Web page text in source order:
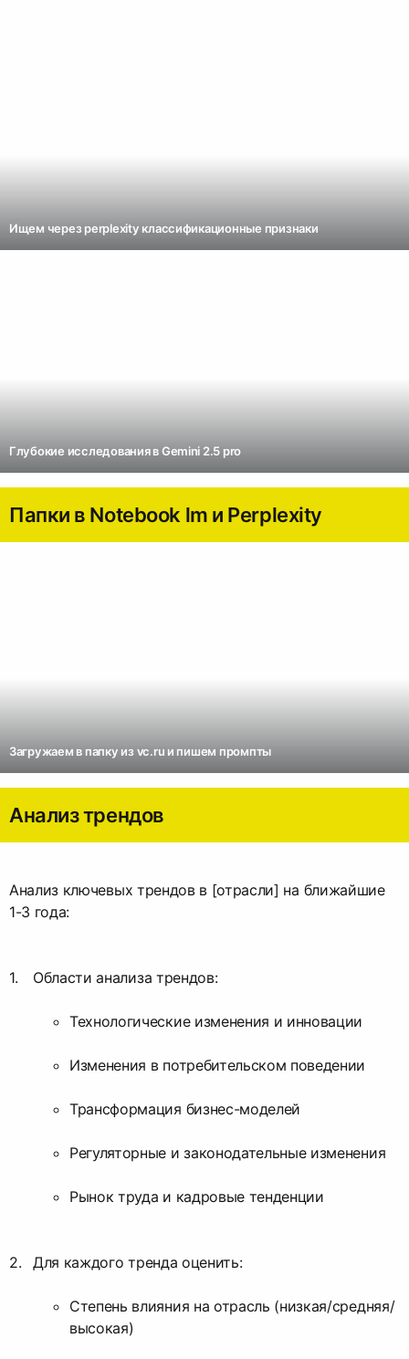
Ищем через perplexity классификационные признаки
Глубокие исследования в Gemini 2.5 pro
Папки в Notebook lm и Perplexity
Загружаем в папку из vc.ru и пишем промпты
Анализ трендов
Анализ ключевых трендов в [отрасли] на ближайшие
1-3 года:
Области анализа трендов:
Технологические изменения и инновации
Изменения в потребительском поведении
Трансформация бизнес-моделей
Регуляторные и законодательные изменения
Рынок труда и кадровые тенденции
Для каждого тренда оценить:
Степень влияния на отрасль (низкая/средняя/
высокая)